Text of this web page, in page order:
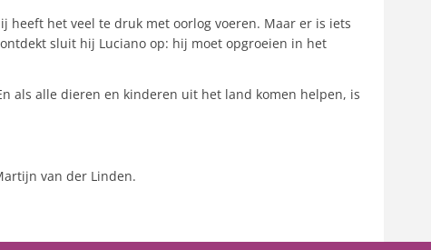
heeft het veel te druk met oorlog voeren. Maar er is iets
sluit hij Luciano op: hij moet opgroeien in het
als alle dieren en kinderen uit het land komen helpen, is
van der Linden.